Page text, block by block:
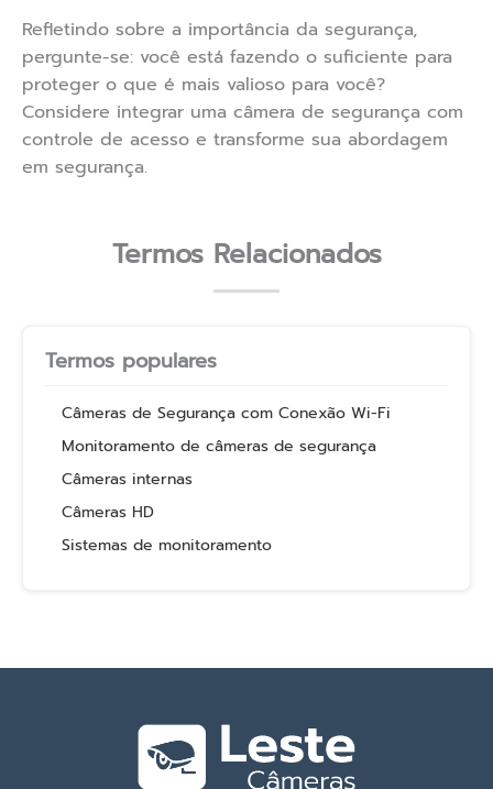
Refletindo sobre a importância da segurança,
pergunte-se: você está fazendo o suficiente para
proteger o que é mais valioso para você?
Considere integrar uma câmera de segurança com
controle de acesso e transforme sua abordagem
em segurança.
Termos Relacionados
Termos populares
Câmeras de Segurança com Conexão Wi-Fi
Monitoramento de câmeras de segurança
Câmeras internas
Câmeras HD
Sistemas de monitoramento